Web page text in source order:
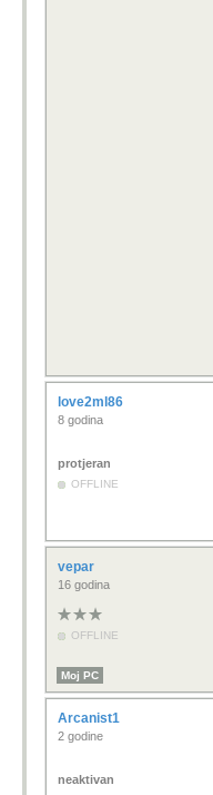
love2ml86
8 godina
protjeran
OFFLINE
vepar
16 godina
OFFLINE
Moj PC
Arcanist1
2 godine
neaktivan